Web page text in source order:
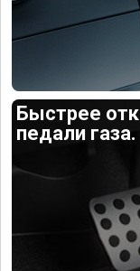
Быстрее
педали газа.